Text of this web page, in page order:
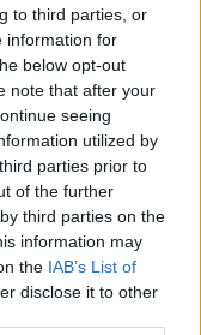
to third parties, or
information for
below opt-out
note that after your
seeing
utilized by
parties prior to
of the further
third parties on the
information may
the IAB’s List of
disclose it to other
σε ζωές